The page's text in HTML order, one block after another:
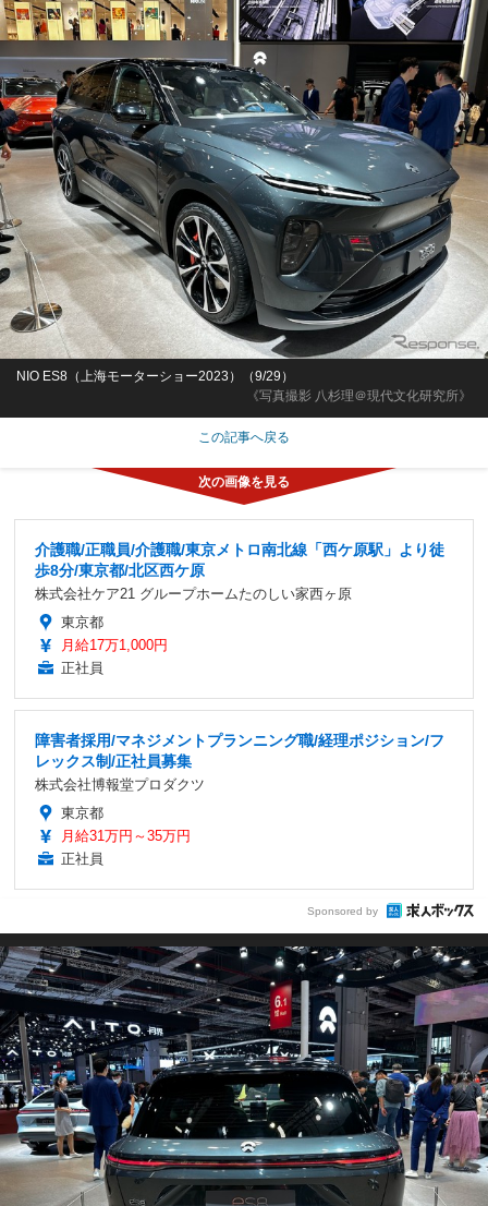
《写真撮影 八杉理＠現代文化研究所》
NIO ES8（上海モーターショー2023）（9/29）
この記事へ戻る
介護職/正職員/介護職/東京メトロ南北線「西ケ原駅」より徒
歩8分/東京都/北区西ケ原
株式会社ケア21 グループホームたのしい家西ヶ原
東京都
月給17万1,000円
正社員
障害者採用/マネジメントプランニング職/経理ポジション/フ
レックス制/正社員募集
株式会社博報堂プロダクツ
東京都
月給31万円～35万円
正社員
Sponsored by